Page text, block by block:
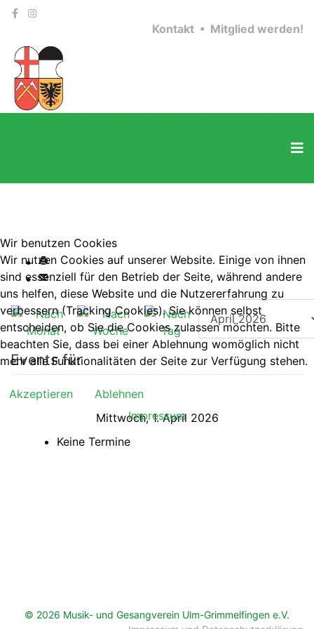
Kontakt • Mitglied werden!
Events für
Mittwoch, 1. April 2026
Keine Termine
© 2026 Musik- und Gesangverein Ulm-Grimmelfingen e.V.
Wir benutzen Cookies
Wir nutzen Cookies auf unserer Website. Einige von ihnen
sind essenziell für den Betrieb der Seite, während andere
uns helfen, diese Website und die Nutzererfahrung zu
verbessern (Tracking Cookies). Sie können selbst
entscheiden, ob Sie die Cookies zulassen möchten. Bitte
beachten Sie, dass bei einer Ablehnung womöglich nicht
mehr alle Funktionalitäten der Seite zur Verfügung stehen.
Akzeptieren
Ablehnen
Impressum